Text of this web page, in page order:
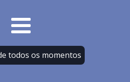
todos os momentos